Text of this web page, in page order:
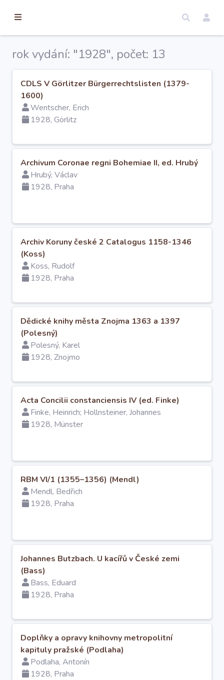
Úvod
Edice
Hledat
Mapy
Autoři
rok vydání: "1928", počet: 13
CDLS V Görlitzer Bürgerrechtslisten (1379-
1600)
Wentscher, Erich
1928, Görlitz
Archivum Coronae regni Bohemiae II, ed. Hrubý
Hrubý, Václav
1928, Praha
Archiv Koruny české 2 Catalogus 1158-1346
(Koss)
Koss, Rudolf
1928, Praha
Dědické knihy města Znojma 1363 a 1397
(Polesný)
Polesný, Karel
1928, Znojmo
Acta Concilii constanciensis IV (ed. Finke)
Finke, Heinrich; Hollnsteiner, Johannes
1928, Münster
RBM VI/1 (1355–1356) (Mendl)
Mendl, Bedřich
1928, Praha
Johannes Butzbach. U kacířů v České zemi
(Bass)
Bass, Eduard
1928, Praha
Doplňky a opravy knihovny metropolitní
kapituly pražské (Podlaha)
Podlaha, Antonín
1928, Praha